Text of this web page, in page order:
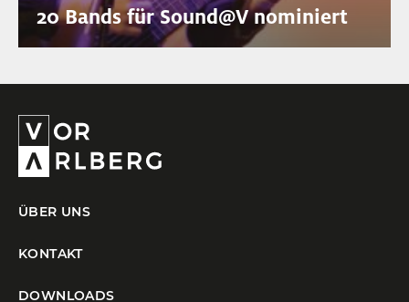
20 Bands für Sound@V nominiert
ÜBER UNS
KONTAKT
DOWNLOADS